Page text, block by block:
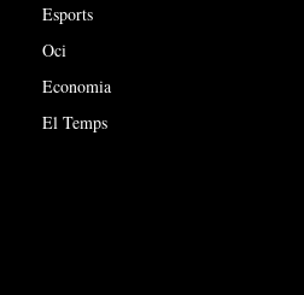
Esports
Oci
Economia
El Temps